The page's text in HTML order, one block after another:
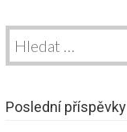
Vyhledávání
Poslední příspěvky